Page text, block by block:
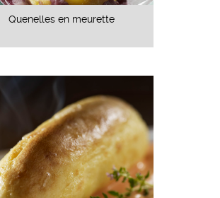
Quenelles en meurette